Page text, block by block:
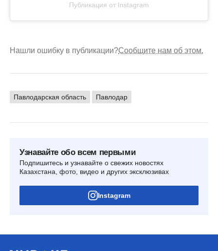
Публикация от Instagram
Нашли ошибку в публикации?Сообщите нам об этом.
Павлодарская область Павлодар
Узнавайте обо всем первыми
Подпишитесь и узнавайте о свежих новостях
Казахстана, фото, видео и других эксклюзивах
Instagram